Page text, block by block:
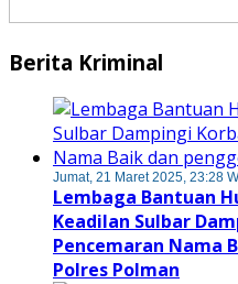
Berita Kriminal
Jumat, 21 Maret 2025, 23:28
Lembaga Bantuan
Keadilan Sulbar
Pencemaran Nama
Polres Polman